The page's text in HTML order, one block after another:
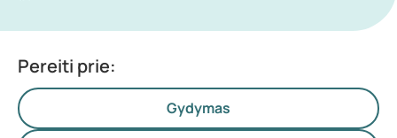
Pereiti prie:
Gydymas